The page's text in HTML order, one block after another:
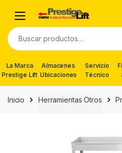
navigation
content
Buscar
por:
La Marca
Prestige Lift
Almacenes
Ubicaciones
Servicio
Técnico
Inicio Herramientas Otros